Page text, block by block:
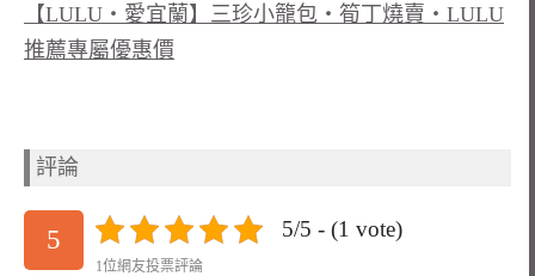
【LULU‧愛宜蘭】三珍小籠包‧筍丁燒賣‧LULU
推薦專屬優惠價
評論
5 5/5 - (1 vote)
1位網友投票評論